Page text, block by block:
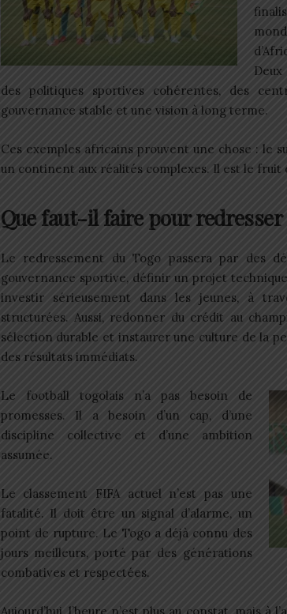
des politiques sportives cohérentes, des
gouvernance stable et une vision à long terme.
Ces exemples africains prouvent une chose : le
un continent aux réalités complexes. Il est le fruit
Que faut-il faire pour
Le redressement du Togo passera par des
gouvernance sportive, définir un projet
investir sérieusement dans les jeunes, à
structurées. Aussi, redonner du crédit au
sélection durable et instaurer une culture de la
des résultats immédiats.
Le football togolais n’a pas besoin de
promesses. Il a besoin d’un cap, d’une
discipline collective et d’une ambition
assumée.
Le classement FIFA actuel n’est pas une
fatalité. Il doit être un signal d’alarme, un
point de rupture. Le Togo a déjà connu des
jours meilleurs, porté par des générations
combatives et respectées.